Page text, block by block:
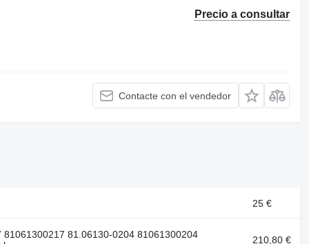
Precio a consultar
Contacte con el vendedor
25 €
81.06130-0204 81061300204
210,80 €